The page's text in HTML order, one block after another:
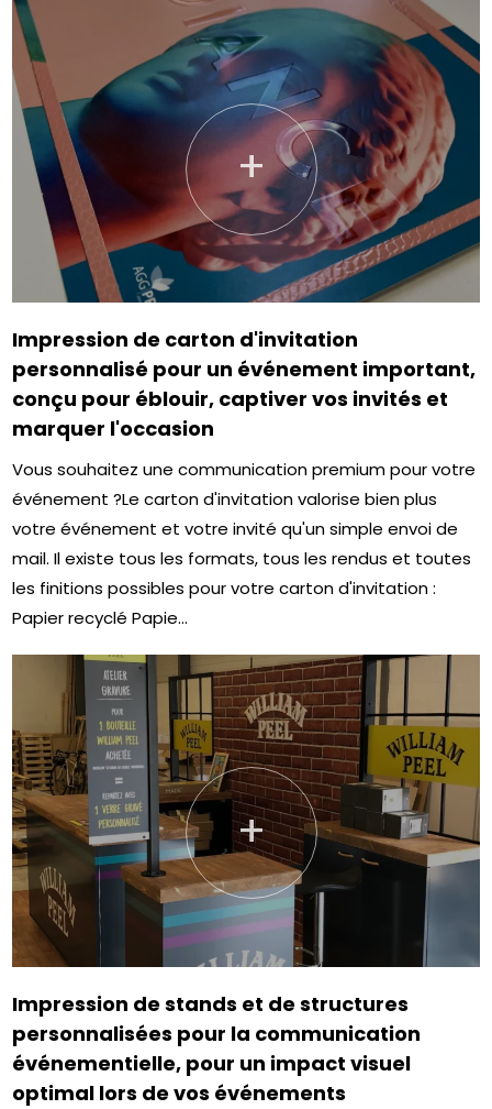
+
Impression de carton d'invitation
personnalisé pour un événement important,
conçu pour éblouir, captiver vos invités et
marquer l'occasion
Vous souhaitez une communication premium pour votre
événement ?Le carton d'invitation valorise bien plus
votre événement et votre invité qu'un simple envoi de
mail. Il existe tous les formats, tous les rendus et toutes
les finitions possibles pour votre carton d'invitation :
Papier recyclé Papie...
+
Impression de stands et de structures
personnalisées pour la communication
événementielle, pour un impact visuel
optimal lors de vos événements